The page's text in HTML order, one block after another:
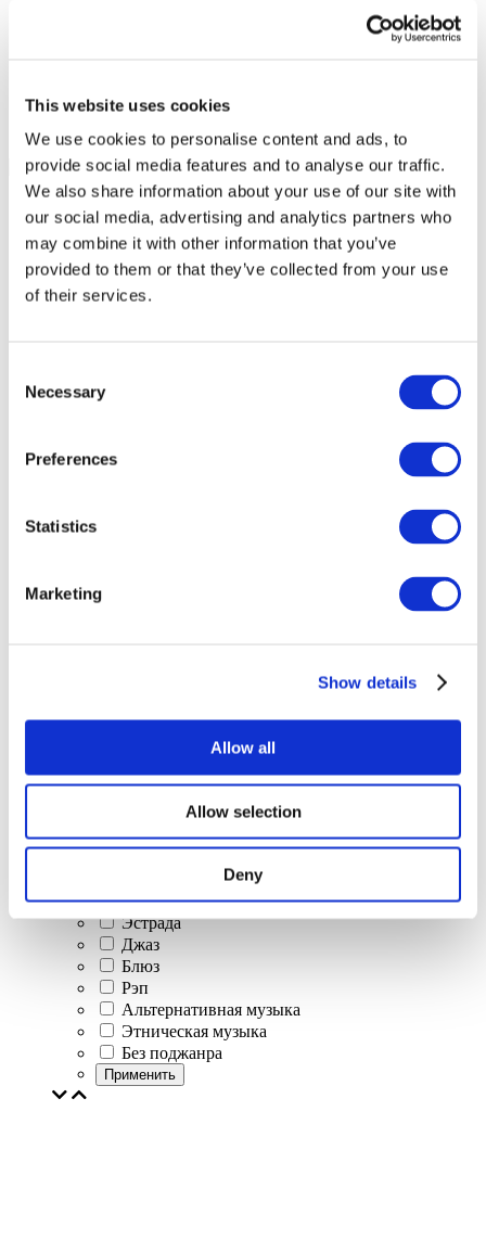
This website uses cookies
We use cookies to personalise content and ads, to
provide social media features and to analyse our traffic.
We also share information about your use of our site with
our social media, advertising and analytics partners who
may combine it with other information that you’ve
provided to them or that they’ve collected from your use
of their services.
Selection
Necessary
Preferences
Statistics
Marketing
Show details
Allow all
Allow selection
Deny
Все
мероприятия
Поп-музыка
Рок музыка
Джаз и блюз
Израильская музыка
Фольклор
Наше спецпредложение
Музыка
Эстрада
Джаз
Блюз
Рэп
Альтернативная музыка
Этническая музыка
Без поджанра
Применить